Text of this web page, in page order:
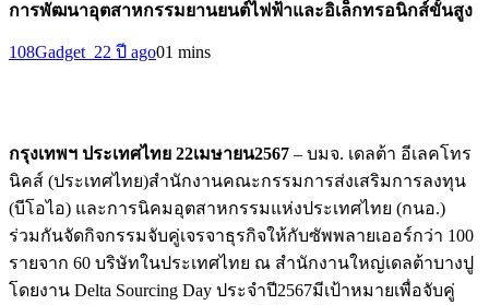
การพัฒนาอุตสาหกรรมยานยนต์ไฟฟ้าและอิเล็กทรอนิกส์ขั้นสูง
108Gadget_22 ปี ago01 mins
กรุงเทพฯ ประเทศไทย 22เมษายน2567 – บมจ. เดลต้า อีเลคโทร
นิคส์ (ประเทศไทย)สำนักงานคณะกรรมการส่งเสริมการลงทุน
(บีโอไอ) และการนิคมอุตสาหกรรมแห่งประเทศไทย (กนอ.)
ร่วมกันจัดกิจกรรมจับคู่เจรจาธุรกิจให้กับซัพพลายเออร์กว่า 100
รายจาก 60 บริษัทในประเทศไทย ณ สำนักงานใหญ่เดลต้าบางปู
โดยงาน Delta Sourcing Day ประจำปี2567มีเป้าหมายเพื่อจับคู่